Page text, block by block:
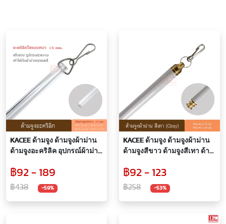
KACEE ด้ามจูง ด้ามจูงผ้าม่าน
ด้ามจูงอะคริลิค อุปกรณ์ผ้าม่าน
฿92 - 189
฿438 -59%
KACEE ด้ามจูง ด้ามจูงผ้าม่าน
ด้ามจูงสีขาว ด้ามจูงสีเทา ด้าม
ผ้าม่าน
฿92 - 123
฿258 -53%